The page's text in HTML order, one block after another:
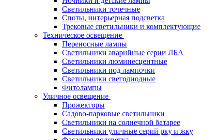
Светильники точечные
Споты, интерьерная подсветка
Трековые светильники и комплектующие
Техническое освещение
Переносные лампы
Светильники аварийные серии ЛБА
Светильники люминесцентные
Светильники под лампочки
Светильники светодиодные
Фитолампы
Уличное освещение
Прожекторы
Садово-парковые светильники
Светильники на солнечной батарее
Светильники уличные серий рку и жку